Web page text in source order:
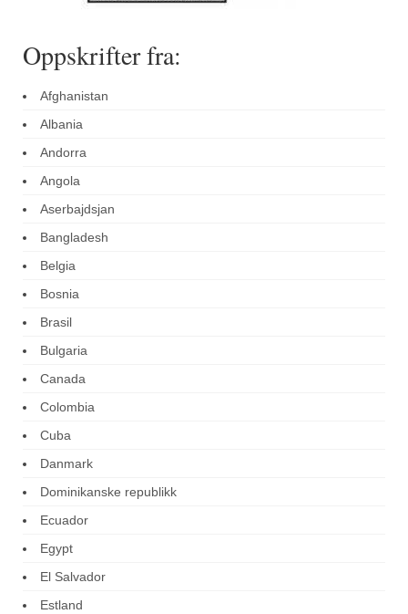
Nettbutikk
Oppskrifter fra:
Afghanistan
Albania
Andorra
Angola
Aserbajdsjan
Bangladesh
Belgia
Bosnia
Brasil
Bulgaria
Canada
Colombia
Cuba
Danmark
Dominikanske republikk
Ecuador
Egypt
El Salvador
Estland